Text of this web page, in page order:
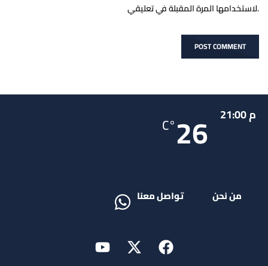
لاستخدامها المرة المقبلة في تعليقي.
م 21:00 26
°C
من نحن تواصل معنا